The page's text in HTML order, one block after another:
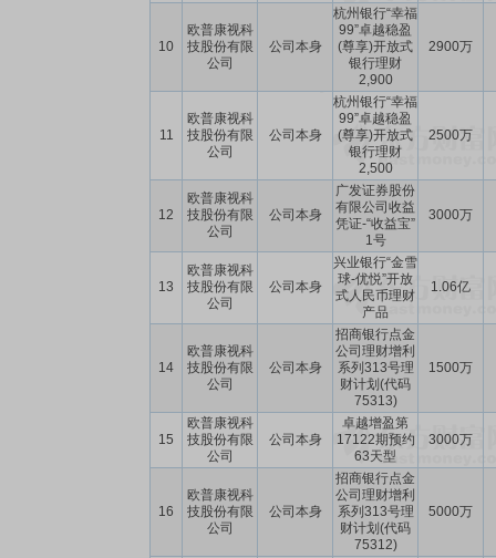
10
欧普康视科
技股份有限
公司
公司本身
杭州银行“幸福
99”卓越稳盈
(尊享)开放式
银行理财
2,900
2900万
11
欧普康视科
技股份有限
公司
公司本身
杭州银行“幸福
99”卓越稳盈
(尊享)开放式
银行理财
2,500
2500万
12
欧普康视科
技股份有限
公司
公司本身
广发证券股份
有限公司收益
凭证-“收益宝”
1号
3000万
13
欧普康视科
技股份有限
公司
公司本身
兴业银行“金雪
球-优悦”开放
式人民币理财
产品
1.06亿
14
欧普康视科
技股份有限
公司
公司本身
招商银行点金
公司理财增利
系列313号理
财计划(代码
75313)
1500万
15
欧普康视科
技股份有限
公司
公司本身
卓越增盈第
17122期预约
63天型
3000万
16
欧普康视科
技股份有限
公司
公司本身
招商银行点金
公司理财增利
系列313号理
财计划(代码
75312)
5000万